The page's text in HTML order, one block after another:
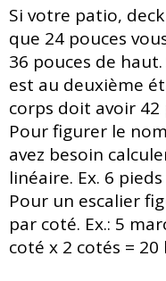
Si votre patio,
que 24 pouces
36 pouces de
est au deuxième
corps doit avoir 42
Pour figurer le
avez besoin
linéaire. Ex. 6
Pour un escalier
par coté. Ex.: 5
coté x 2 cotés = 20